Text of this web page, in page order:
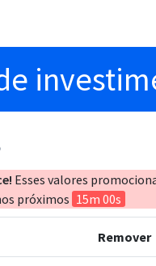
Esses valores
próximos 15m 00s
Remover